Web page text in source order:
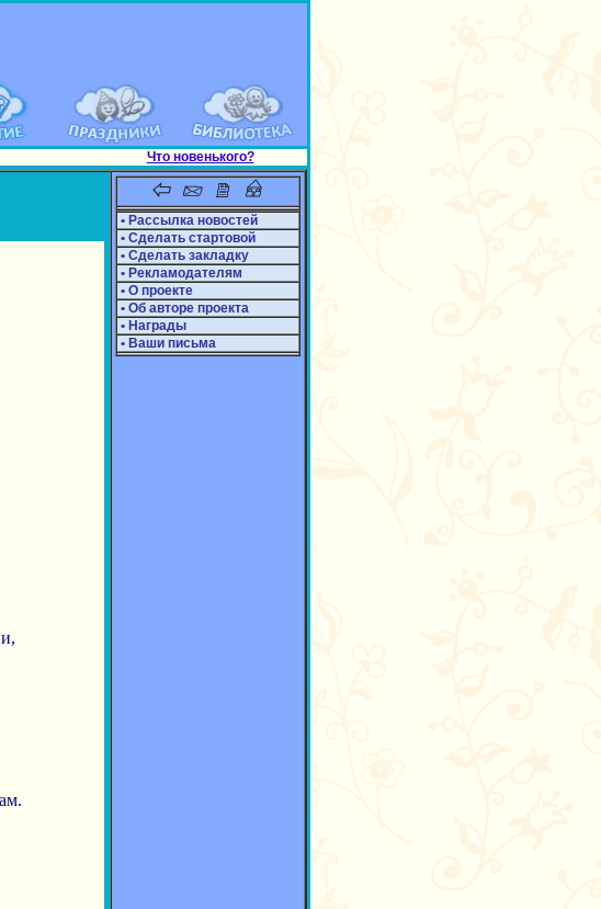
Что новенького?
• Рассылка новостей
• Сделать стартовой
• Сделать закладку
• Рекламодателям
• О проекте
• Об авторе проекта
• Награды
• Ваши письма